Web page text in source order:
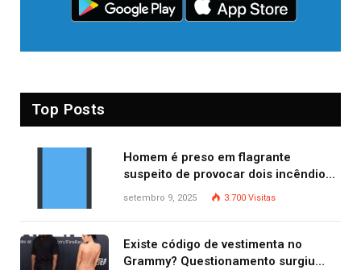
Top Posts
Homem é preso em flagrante
suspeito de provocar dois incêndios
criminosos no mesmo dia
setembro 9, 2025 3.700 Visitas
Existe código de vestimenta no
Grammy? Questionamento surgiu